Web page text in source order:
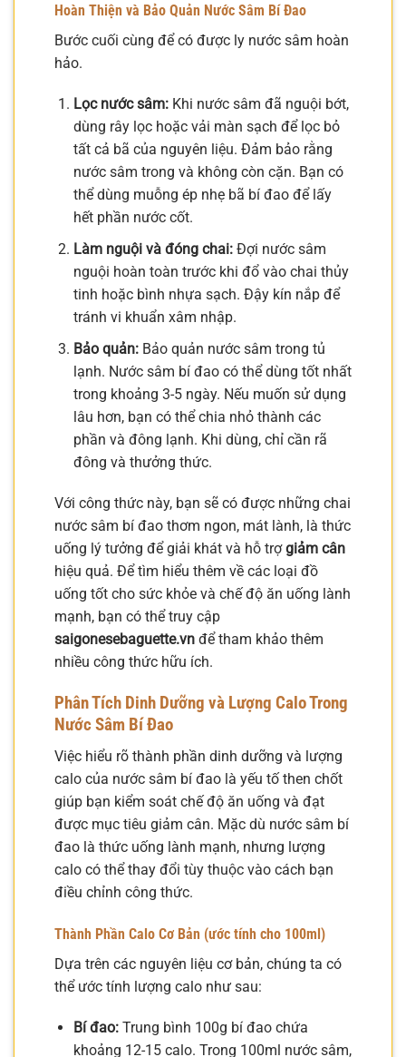
Hoàn Thiện và Bảo Quản Nước Sâm Bí Đao
Bước cuối cùng để có được ly nước sâm hoàn
hảo.
Lọc nước sâm:Khi nước sâm đã nguội bớt,
dùng rây lọc hoặc vải màn sạch để lọc bỏ
tất cả bã của nguyên liệu. Đảm bảo rằng
nước sâm trong và không còn cặn. Bạn có
thể dùng muỗng ép nhẹ bã bí đao để lấy
hết phần nước cốt.
Làm nguội và đóng chai:Đợi nước sâm
nguội hoàn toàn trước khi đổ vào chai thủy
tinh hoặc bình nhựa sạch. Đậy kín nắp để
tránh vi khuẩn xâm nhập.
Bảo quản:Bảo quản nước sâm trong tủ
lạnh. Nước sâm bí đao có thể dùng tốt nhất
trong khoảng 3-5 ngày. Nếu muốn sử dụng
lâu hơn, bạn có thể chia nhỏ thành các
phần và đông lạnh. Khi dùng, chỉ cần rã
đông và thưởng thức.
Với công thức này, bạn sẽ có được những chai
nước sâm bí đao thơm ngon, mát lành, là thức
uống lý tưởng để giải khát và hỗ trợgiảm cân
hiệu quả. Để tìm hiểu thêm về các loại đồ
uống tốt cho sức khỏe và chế độ ăn uống lành
mạnh, bạn có thể truy cập
saigonesebaguette.vn để tham khảo thêm
nhiều công thức hữu ích.
Phân Tích Dinh Dưỡng và Lượng Calo Trong
Nước Sâm Bí Đao
Việc hiểu rõ thành phần dinh dưỡng và lượng
calo của nước sâm bí đao là yếu tố then chốt
giúp bạn kiểm soát chế độ ăn uống và đạt
được mục tiêu giảm cân. Mặc dù nước sâm bí
đao là thức uống lành mạnh, nhưng lượng
calo có thể thay đổi tùy thuộc vào cách bạn
điều chỉnh công thức.
Thành Phần Calo Cơ Bản (ước tính cho 100ml)
Dựa trên các nguyên liệu cơ bản, chúng ta có
thể ước tính lượng calo như sau:
Bí đao:Trung bình 100g bí đao chứa
khoảng 12-15 calo. Trong 100ml nước sâm,